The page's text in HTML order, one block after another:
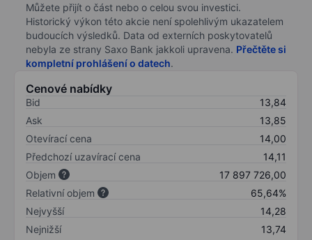
Můžete přijít o část nebo o celou svou investici.
Historický výkon této akcie není spolehlivým ukazatelem
budoucích výsledků. Data od externích poskytovatelů
nebyla ze strany Saxo Bank jakkoli upravena. Přečtěte si
kompletní prohlášení o datech.
Cenové nabídky
Bid
13,84
Ask
13,85
Otevírací cena
14,00
Předchozí uzavírací cena
14,11
Objem
17 897 726,00
Relativní objem
65,64%
Nejvyšší
14,28
Nejnižší
13,74